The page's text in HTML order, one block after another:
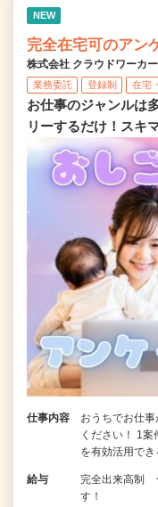
NEW
完全在宅可のアン
株式会社 クラウドワーカー
業務委託 登録制 在宅
お仕事のジャンルは
リーするだけ！スキ
仕事内容
おうちでお仕
ください！ 1
を有効活用で
給与
完全出来高制
す！